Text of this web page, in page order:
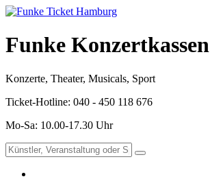
Funke Konzertkassen
Konzerte, Theater, Musicals, Sport
Ticket-Hotline: 040 - 450 118 676
Mo-Sa: 10.00-17.30 Uhr